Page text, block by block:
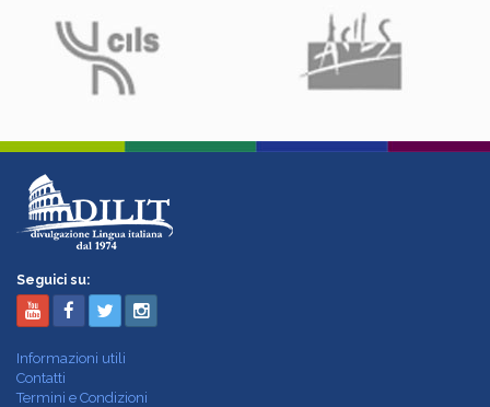
Seguici su:
Informazioni utili
Contatti
Termini e Condizioni